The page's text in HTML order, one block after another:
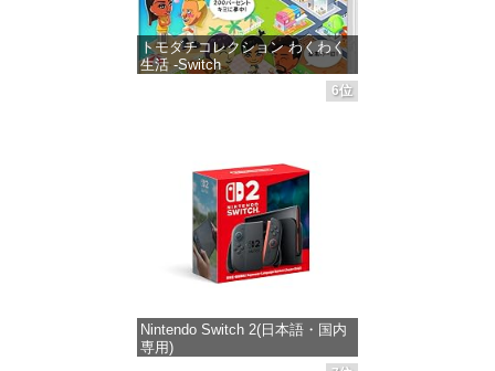
トモダチコレクション わくわく
生活 -Switch
価格：¥6,144
6位
Nintendo Switch 2(日本語・国内
専用)